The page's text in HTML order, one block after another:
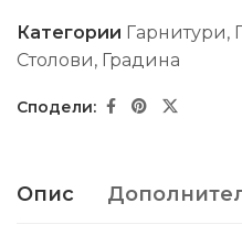
Категории Гарнитури,
Столови, Градина
Опис